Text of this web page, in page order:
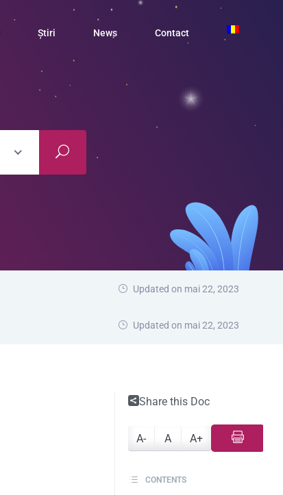
Știri News Contact
Updated on mai 22, 2023
Updated on mai 22, 2023
Share this Doc
A- A A+
CONTENTS